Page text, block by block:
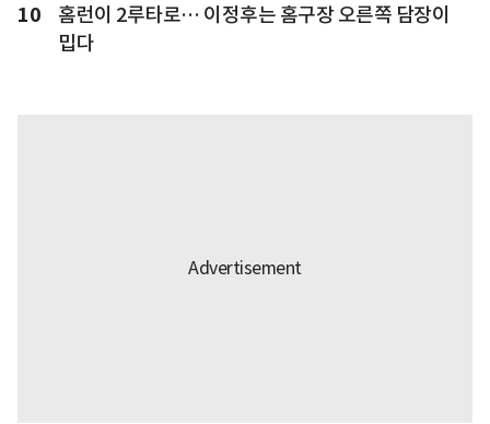
10
홈런이 2루타로… 이정후는 홈구장 오른쪽 담장이
밉다